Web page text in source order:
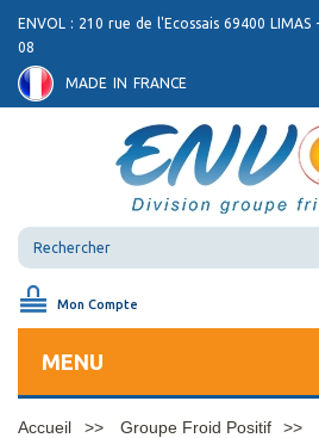
ENVOL : 210 rue de l'Ecossais 69400
08
MADE IN FRANCE
Mon Compte
MENU
Accueil
Groupe Froid Positif